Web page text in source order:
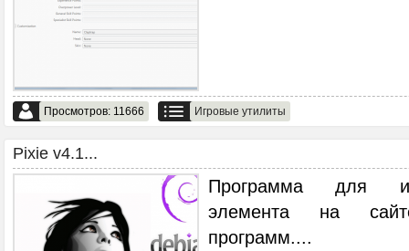
Просмотров: 11666 Игровые утилиты
Pixie v4.1...
Программа для
элемента на
программ....